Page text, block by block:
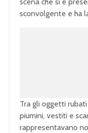
sconvolgente e ha
Tra gli oggetti
piumini, vestiti e
rappresentavano